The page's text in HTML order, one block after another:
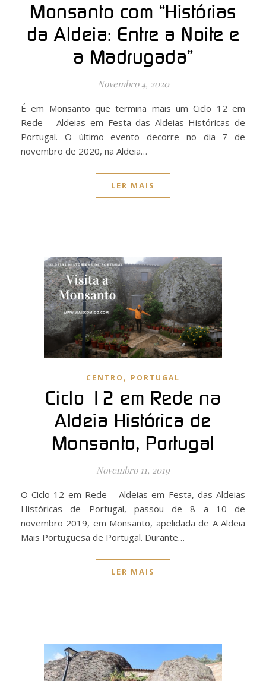
Monsanto com “Histórias
da Aldeia: Entre a Noite e
a Madrugada”
Novembro 4, 2020
É em Monsanto que termina mais um Ciclo 12 em
Rede – Aldeias em Festa das Aldeias Históricas de
Portugal. O último evento decorre no dia 7 de
novembro de 2020, na Aldeia…
LER MAIS
CENTRO , PORTUGAL
Ciclo 12 em Rede na
Aldeia Histórica de
Monsanto, Portugal
Novembro 11, 2019
O Ciclo 12 em Rede – Aldeias em Festa, das Aldeias
Históricas de Portugal, passou de 8 a 10 de
novembro 2019, em Monsanto, apelidada de A Aldeia
Mais Portuguesa de Portugal. Durante…
LER MAIS